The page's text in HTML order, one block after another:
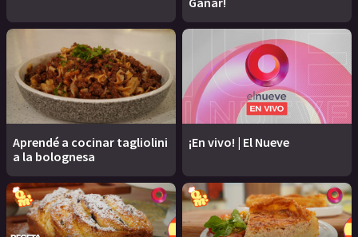
Aprendé a cocinar tagliolini
a la bolognesa
¡En vivo! | El Nueve